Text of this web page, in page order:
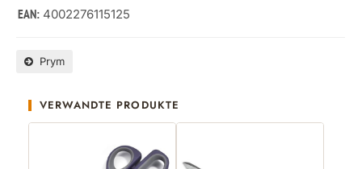
EAN: 4002276115125
Prym
VERWANDTE PRODUKTE